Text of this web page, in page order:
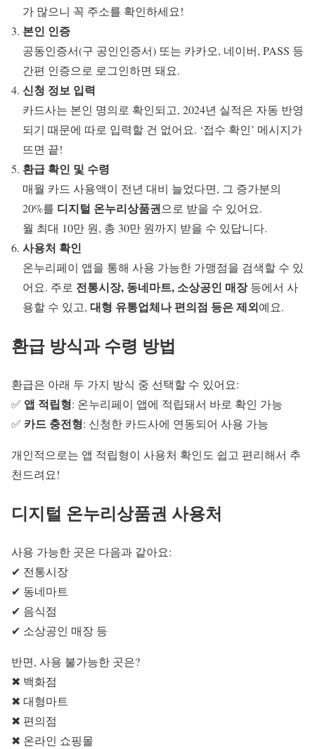
가 많으니 꼭 주소를 확인하세요!
본인 인증
공동인증서(구 공인인증서) 또는 카카오, 네이버, PASS 등
간편 인증으로 로그인하면 돼요.
신청 정보 입력
카드사는 본인 명의로 확인되고, 2024년 실적은 자동 반영
되기 때문에 따로 입력할 건 없어요. ‘접수 확인’ 메시지가
뜨면 끝!
환급 확인 및 수령
매월 카드 사용액이 전년 대비 늘었다면, 그 증가분의
20%를 디지털 온누리상품권으로 받을 수 있어요.
월 최대 10만 원, 총 30만 원까지 받을 수 있답니다.
사용처 확인
온누리페이 앱을 통해 사용 가능한 가맹점을 검색할 수 있
어요. 주로 전통시장, 동네마트, 소상공인 매장등에서 사
용할 수 있고, 대형 유통업체나 편의점 등은 제외예요.
환급 방식과 수령 방법
환급은 아래 두 가지 방식 중 선택할 수 있어요:
✅ 앱 적립형: 온누리페이 앱에 적립돼서 바로 확인 가능
✅ 카드 충전형: 신청한 카드사에 연동되어 사용 가능
개인적으로는 앱 적립형이 사용처 확인도 쉽고 편리해서 추
천드려요!
디지털 온누리상품권 사용처
사용 가능한 곳은 다음과 같아요:
✔ 전통시장
✔ 동네마트
✔ 음식점
✔ 소상공인 매장 등
반면, 사용 불가능한 곳은?
✖ 백화점
✖ 대형마트
✖ 편의점
✖ 온라인 쇼핑몰